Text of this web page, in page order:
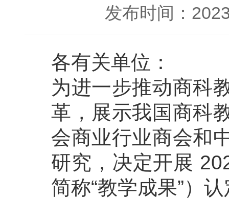
发布时间：
各有关单位：
为进一步推动商科
革，展示我国商科
会商业行业商会和
研究，决定开展
简称“教学成果”）